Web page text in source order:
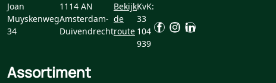
Joan
Muyskenweg
34
1114 AN
Amsterdam-
Duivendrecht
Bekijk
de
route
KvK:
33
104
939
Assortiment